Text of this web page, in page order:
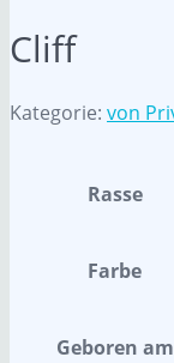
Cliff
Kategorie: von
Rasse
Farbe
Geboren am